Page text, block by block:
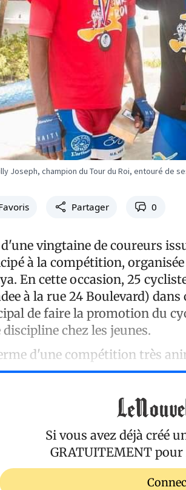
Joseph, champion du Tour du Roi, entouré de
Partager 0
vingtaine de coureurs
à la compétition,
En cette occasion, 25
à la rue 24 Boulevard)
de faire la promotion du
discipline chez les jeunes.
d'une compétition très
Si vous avez déjà créé
GRATUITEMENT pour